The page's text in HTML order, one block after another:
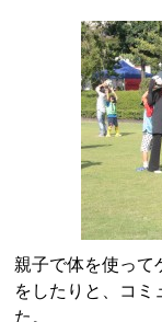
親子で体を使って
をしたりと、コミ
た。